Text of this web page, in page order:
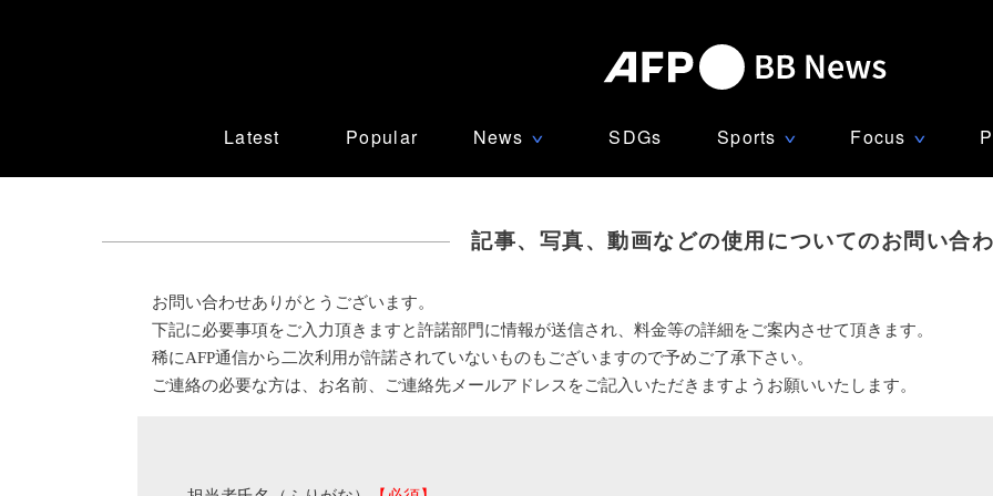
Latest Popular News ∨ SDGs Sports ∨ Focus ∨
記事、写真、動画などの使用についてのお問い合
お問い合わせありがとうございます。
下記に必要事項をご入力頂きますと許諾部門に情報が送信され、料金等の詳細をご案内させて頂きます。
稀にAFP通信から二次利用が許諾されていないものもございますので予めご了承下さい。
ご連絡の必要な方は、お名前、ご連絡先メールアドレスをご記入いただきますようお願いいたします。